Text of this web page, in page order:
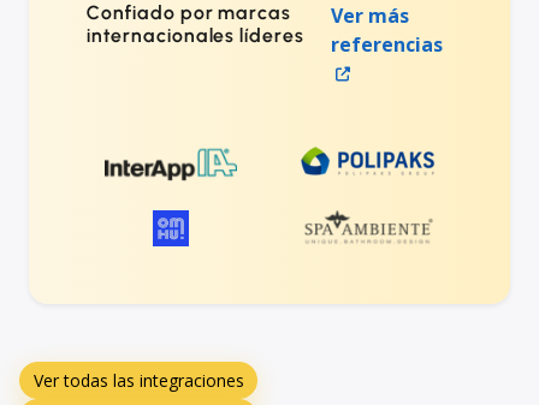
Confiado por marcas
internacionales líderes
Ver más
referencias
Ver todas las integraciones